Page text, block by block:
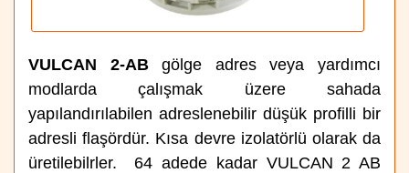
VULCAN 2-ABgölge adres veya yardımcı
modlarda çalışmak üzere sahada
yapılandırılabilen adreslenebilir düşük profilli bir
adresli flaşördür. Kısa devre izolatörlü olarak da
üretilebilrler. 64 adede kadar VULCAN 2 AB